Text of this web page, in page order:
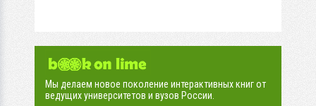
Мы делаем новое поколение интерактивных книг от
ведущих университетов и вузов России.